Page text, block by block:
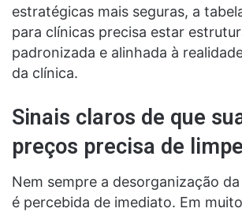
estratégicas mais seguras, a
para clínicas precisa estar
padronizada e alinhada à
da clínica.
Sinais claros de que
preços precisa de
Nem sempre a desorganização
é percebida de imediato. Em